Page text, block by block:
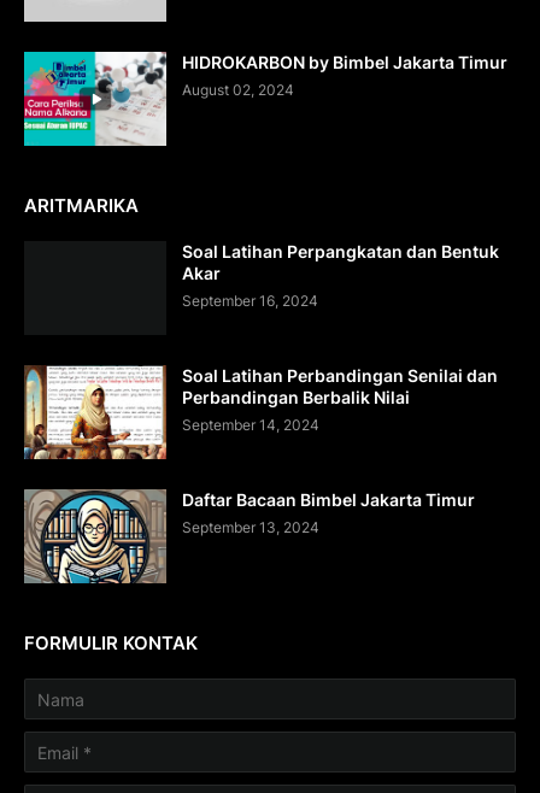
HIDROKARBON by Bimbel Jakarta Timur
August 02, 2024
ARITMARIKA
Soal Latihan Perpangkatan dan Bentuk
Akar
September 16, 2024
Soal Latihan Perbandingan Senilai dan
Perbandingan Berbalik Nilai
September 14, 2024
Daftar Bacaan Bimbel Jakarta Timur
September 13, 2024
FORMULIR KONTAK